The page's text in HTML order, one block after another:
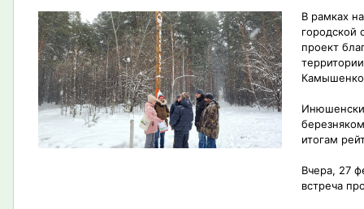
В рамках
городской
проект
итогам
Вчера, 27
встреча